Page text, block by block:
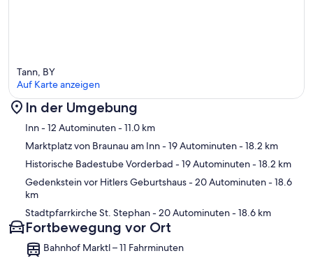
Tann, BY
Auf Karte anzeigen
In der Umgebung
Inn- 12 Autominuten- 11.0 km
Marktplatz von Braunau am Inn- 19 Autominuten- 18.2 km
Historische Badestube Vorderbad - 19 Autominuten- 18.2 km
Gedenkstein vor Hitlers Geburtshaus- 20 Autominuten- 18.6
km
Stadtpfarrkirche St. Stephan- 20 Autominuten- 18.6 km
Fortbewegung vor Ort
Bahnhof Marktl – 11 Fahrminuten